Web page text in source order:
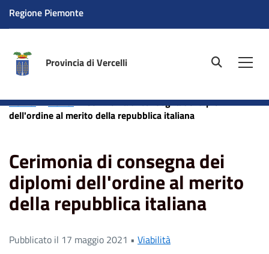
Regione Piemonte
Provincia di Vercelli site.searc
Home News
Cerimonia di consegna dei diplomi
dell'ordine al merito della repubblica italiana
Cerimonia di consegna dei
diplomi dell'ordine al merito
della repubblica italiana
Pubblicato il 17 maggio 2021 • Viabilità